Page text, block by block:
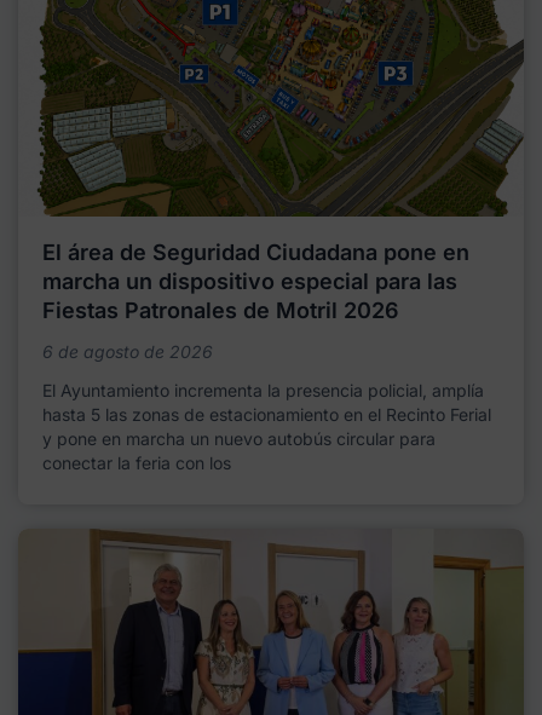
El área de Seguridad Ciudadana pone en
marcha un dispositivo especial para las
Fiestas Patronales de Motril 2026
6 de agosto de 2026
El Ayuntamiento incrementa la presencia policial, amplía
hasta 5 las zonas de estacionamiento en el Recinto Ferial
y pone en marcha un nuevo autobús circular para
conectar la feria con los